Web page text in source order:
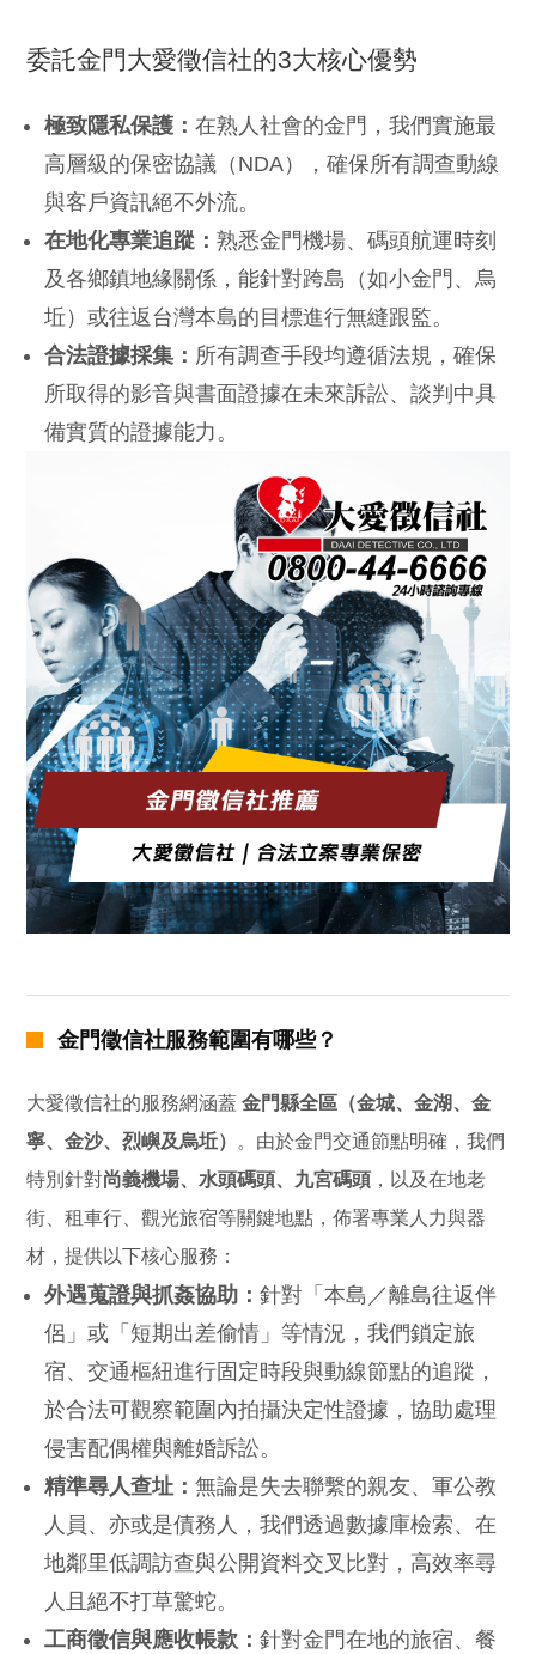
委託金門大愛徵信社的3大核心優勢
極致隱私保護：在熟人社會的金門，我們實施最
高層級的保密協議（NDA），確保所有調查動線
與客戶資訊絕不外流。
在地化專業追蹤：熟悉金門機場、碼頭航運時刻
及各鄉鎮地緣關係，能針對跨島（如小金門、烏
坵）或往返台灣本島的目標進行無縫跟監。
合法證據採集： 所有調查手段均遵循法規，確保
所取得的影音與書面證據在未來訴訟、談判中具
備實質的證據能力。
金門徵信社服務範圍有哪些？
大愛徵信社的服務網涵蓋金門縣全區（金城、金湖、金
寧、金沙、烈嶼及烏坵） 。由於金門交通節點明確，我們
特別針對尚義機場、水頭碼頭、九宮碼頭 ，以及在地老
街、租車行、觀光旅宿等關鍵地點，佈署專業人力與器
材，提供以下核心服務：
外遇蒐證與抓姦協助：針對「本島／離島往返伴
侶」或「短期出差偷情」等情況，我們鎖定旅
宿、交通樞紐進行固定時段與動線節點的追蹤，
於合法可觀察範圍內拍攝決定性證據，協助處理
侵害配偶權與離婚訴訟。
精準尋人查址：無論是失去聯繫的親友、軍公教
人員、亦或是債務人，我們透過數據庫檢索、在
地鄰里低調訪查與公開資料交叉比對，高效率尋
人且絕不打草驚蛇。
工商徵信與應收帳款：針對金門在地的旅宿、餐